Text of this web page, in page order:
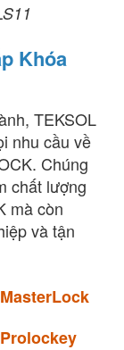
Khóa
TEKSOL
nhu cầu về
Chúng
chất lượng
mà còn
và tận